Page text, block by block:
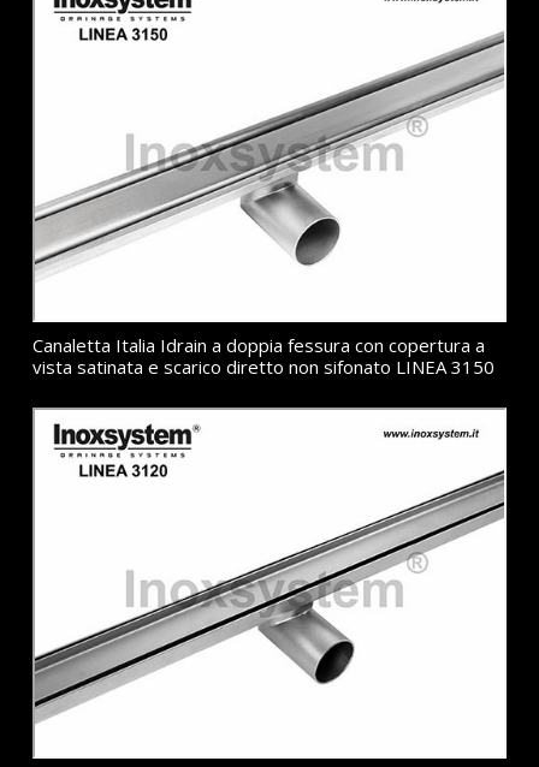
Canaletta Italia Idrain a doppia fessura con copertura a
vista satinata e scarico diretto non sifonato LINEA 3150